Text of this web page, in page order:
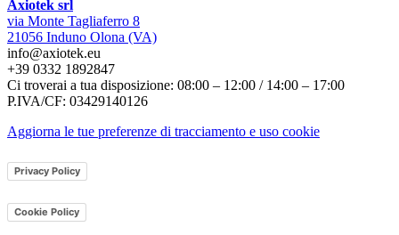
Axiotek srl
via Monte Tagliaferro 8
21056 Induno Olona (VA)
info@axiotek.eu
+39 0332 1892847
Ci troverai a tua disposizione: 08:00 – 12:00 / 14:00 – 17:00
P.IVA/CF: 03429140126
Aggiorna le tue preferenze di tracciamento e uso cookie
Privacy Policy
Cookie Policy